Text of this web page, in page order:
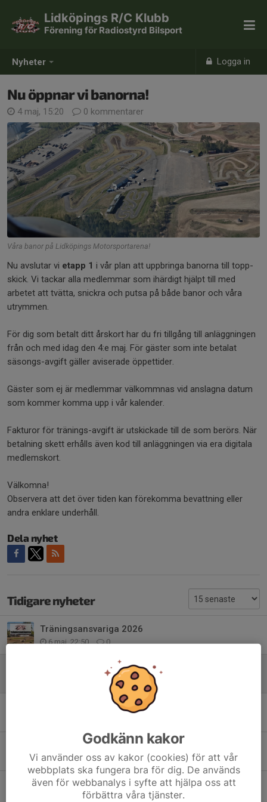
Nyheter Logga in
Lidköpings R/C Klubb
Förening för Radiostyrd Bilsport
Nu öppnar vi banorna!
4 maj, 15:20 0 kommentarer
Våra banor på Lidköpings Motorsportarena!
Nu avslutar vi etapp 1 i vår plan att uppbringa banorna till topp-
skick. Vi tackar alla medlemmar som ihärdigt hjälpt till med
arbetet att tvätta, snickra och putsa på både banor och våra
utrymmen.
För dig som betalt ditt årskort har du fri tillgång till anläggningen
från och med idag den 4:e maj. För gäster som inte betalat
säsongs-avgift gäller aviserade öppettider.
Gäster som ej är medlemmar välkommnas vid anslagna datum
som kommer komma upp i vår kalender.
Fakturor för tränings-avgift är utskickade till de som berörs. När
betalning skett erhålls även kod till anläggningen via era digitala
medlemskort.
Välkomna!
Observera att det över tiden kan förekomma bevattning eller
andra enklare underhåll.
Dela nyhet
Tidigare nyheter
Träningsansvariga 2026
6 maj, 22:50 0
Nu öppnar vi banorna!
Årsmöte för 2025
Final Svenska Elbils Cupen + MSEC
8 mar, 17:51 0
Avslutningsrace och fun-event
27 aug 2025 0
Godkänn kakor
Vi använder oss av kakor (cookies) för att vår
webbplats ska fungera bra för dig. De används
även för webbanalys i syfte att hjälpa oss att
förbättra våra tjänster.